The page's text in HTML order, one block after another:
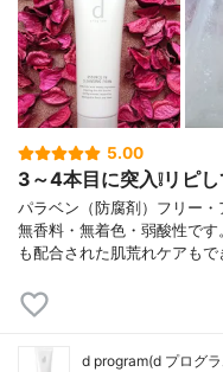
5.00
3～4本目に突入❕リピ
パラベン（防腐剤）フリー
無香料・無着色・弱酸性で
も配合された肌荒れケアも
d program(d プログ